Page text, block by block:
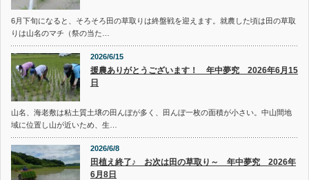
6月下旬になると、そろそろ田の草取りは終盤戦を迎えます。就農した頃は田の草取
りは山名のマチ（祭の当た…
2026/6/15
援農ありがとうございます！ 年中夢究 2026年6月15
日
山名、海老敷は粘土質土壌の田んぼが多く、田んぼ一枚の面積が小さい。中山間地
域に位置し山が近いため、生…
2026/6/8
田植え終了♪ お次は田の草取り～ 年中夢究 2026年
6月8日